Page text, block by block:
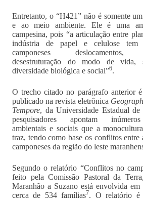
Entretanto, o “H421” não é somente
e ao meio ambiente. Ele é uma
campesina, pois “a articulação entre
indústria de papel e celulose tem
camponeses deslocamentos,
desestruturação do modo de vida,
diversidade biológica e social”6.
O trecho citado no parágrafo anterior
publicado na revista eletrônica
Tempore, da Universidade Estadual
pesquisadores apontam
ambientais e sociais que a
traz, tendo como base os conflitos entre
camponeses da região do leste
Segundo o relatório “Conflitos no
feito pela Comissão Pastoral da
Maranhão a Suzano está envolvida
cerca de 534 famílias7. O relatório é